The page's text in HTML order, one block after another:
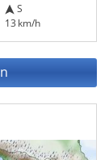
S
13 km/h